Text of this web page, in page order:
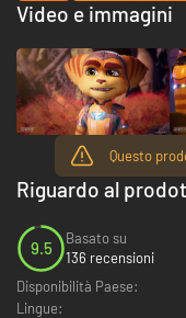
Questo
Riguardo al
9.5
Basato su
136 recensioni
Disponibilità Paese:
Lingue:
Video e immagini